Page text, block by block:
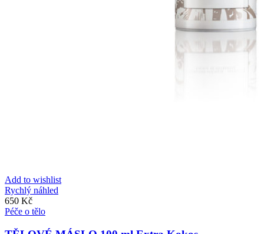
Add to wishlist
Rychlý náhled
650 Kč
Péče o tělo